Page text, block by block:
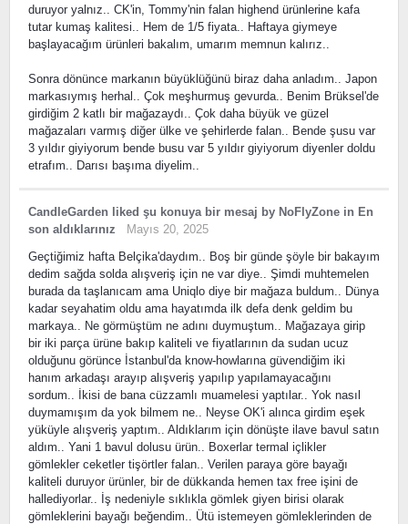
duruyor yalnız.. CK'in, Tommy'nin falan highend ürünlerine kafa
tutar kumaş kalitesi.. Hem de 1/5 fiyata.. Haftaya giymeye
başlayacağım ürünleri bakalım, umarım memnun kalırız..
Sonra dönünce markanın büyüklüğünü biraz daha anladım.. Japon
markasıymış herhal.. Çok meşhurmuş gevurda.. Benim Brüksel'de
girdiğim 2 katlı bir mağazaydı.. Çok daha büyük ve güzel
mağazaları varmış diğer ülke ve şehirlerde falan.. Bende şusu var
3 yıldır giyiyorum bende busu var 5 yıldır giyiyorum diyenler doldu
etrafım.. Darısı başıma diyelim..
CandleGarden liked şu konuya bir mesaj by NoFlyZone in En
son aldıklarınız
Mayıs 20, 2025
Geçtiğimiz hafta Belçika'daydım.. Boş bir günde şöyle bir bakayım
dedim sağda solda alışveriş için ne var diye.. Şimdi muhtemelen
burada da taşlanıcam ama Uniqlo diye bir mağaza buldum.. Dünya
kadar seyahatim oldu ama hayatımda ilk defa denk geldim bu
markaya.. Ne görmüştüm ne adını duymuştum.. Mağazaya girip
bir iki parça ürüne bakıp kaliteli ve fiyatlarının da sudan ucuz
olduğunu görünce İstanbul'da know-howlarına güvendiğim iki
hanım arkadaşı arayıp alışveriş yapılıp yapılamayacağını
sordum.. İkisi de bana cüzzamlı muamelesi yaptılar.. Yok nasıl
duymamışım da yok bilmem ne.. Neyse OK'i alınca girdim eşek
yüküyle alışveriş yaptım.. Aldıklarım için dönüşte ilave bavul satın
aldım.. Yani 1 bavul dolusu ürün.. Boxerlar termal içlikler
gömlekler ceketler tişörtler falan.. Verilen paraya göre bayağı
kaliteli duruyor ürünler, bir de dükkanda hemen tax free işini de
hallediyorlar.. İş nedeniyle sıklıkla gömlek giyen birisi olarak
gömleklerini bayağı beğendim.. Ütü istemeyen gömleklerinden de